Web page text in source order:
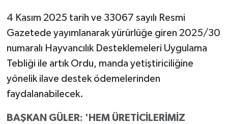
4 Kasım 2025 tarih ve 33067 sayılı Resmi
Gazetede yayımlanarak yürürlüğe giren 2025/30
numaralı Hayvancılık Desteklemeleri Uygulama
Tebliği ile artık Ordu, manda yetiştiriciliğine
yönelik ilave destek ödemelerinden
faydalanabilecek.
BAŞKAN GÜLER: 'HEM ÜRETİCİLERİMİZ